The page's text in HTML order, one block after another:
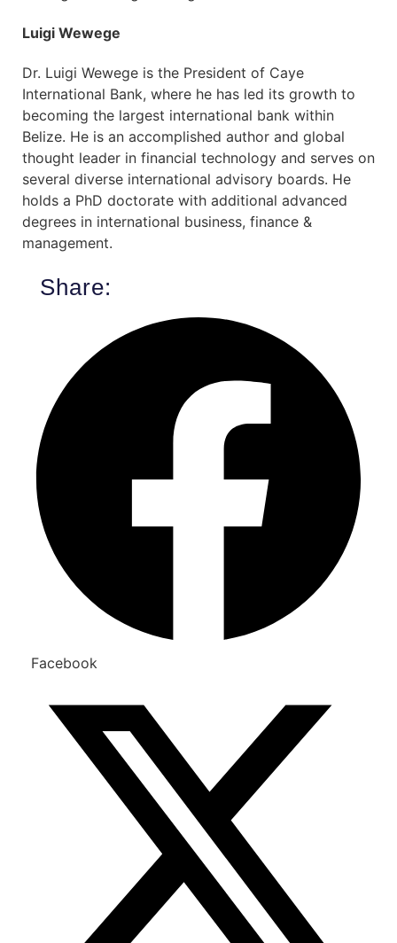
Luigi Wewege
Dr. Luigi Wewege is the President of Caye
International Bank, where he has led its growth to
becoming the largest international bank within
Belize. He is an accomplished author and global
thought leader in financial technology and serves on
several diverse international advisory boards. He
holds a PhD doctorate with additional advanced
degrees in international business, finance &
management.
Share:
Facebook